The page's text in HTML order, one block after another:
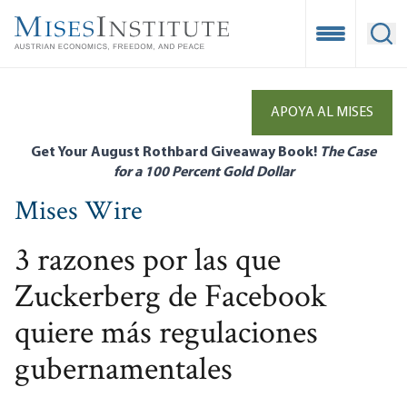
main
Open
APOYA AL MISES
Get Your August Rothbard Giveaway Book! The Case
for a 100 Percent Gold Dollar
Mises Wire
3 razones por las que
Zuckerberg de Facebook
quiere más regulaciones
gubernamentales